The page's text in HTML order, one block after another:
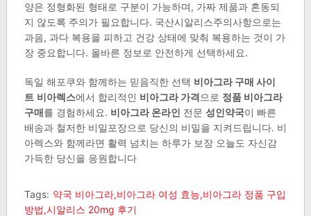
양은 정형화된 형태로 구분이 가능하며, 가짜 제품과 혼동되
지 않도록 주의가 필요합니다. 국산시알리스주의사항으로는
과음, 과다 복용을 피하고 건강 상태에 맞춰 복용하는 것이 가
장 중요합니다. 올바른 정보로 안전하게 선택하세요.
독일 해포쿠와 함께하는 믿음직한 선택 비아그라 구매 사이
트 비아렉스에서 합리적인 비아그라 가격으로 정품 비아그라
구매를 경험하세요. 비아그라 온라인 전문 성인약국이 빠른
배송과 철저한 비밀포장으로 당신의 비밀을 지켜드립니다. 비
아렉스와 함께라면 활력 넘치는 하루가 보장 오늘도 자신감
가득한 당신을 응원합니다
Tags: 약국 비아그라,비아그라 여성 효능,비아그라 정품 구입
방법,시알리스 20mg 후기